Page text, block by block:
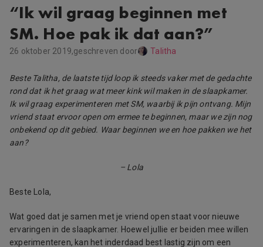
“Ik wil graag beginnen met
SM. Hoe pak ik dat aan?”
26 oktober 2019,geschreven door Talitha
Beste Talitha, de laatste tijd loop ik steeds vaker met de gedachte
rond dat ik het graag wat meer kink wil maken in de slaapkamer.
Ik wil graag experimenteren met SM, waarbij ik pijn ontvang. Mijn
vriend staat ervoor open om ermee te beginnen, maar we zijn nog
onbekend op dit gebied. Waar beginnen we en hoe pakken we het
aan?
– Lola
Beste Lola,
Wat goed dat je samen met je vriend open staat voor nieuwe
ervaringen in de slaapkamer. Hoewel jullie er beiden mee willen
experimenteren, kan het inderdaad best lastig zijn om een